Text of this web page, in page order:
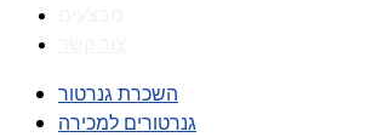
השכרת גנרטור
גנרטורים למכירה